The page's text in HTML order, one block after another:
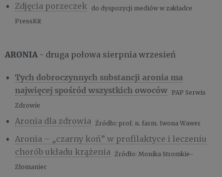
Zdjęcia porzeczek do dyspozycji mediów w zakładce
PressKit
ARONIA- druga połowa sierpnia wrzesień
Tych dobroczynnych substancji aronia ma
najwięcej spośród wszystkich owoców PAP Serwis
Zdrowie
​​​​Aronia dla zdrowia Źródło: prof. n. farm. Iwona Wawer
Aronia – „czarny koń” w profilaktyce i leczeniu
chorób układu krążenia Źródło: Monika Stromkie-
Złomaniec